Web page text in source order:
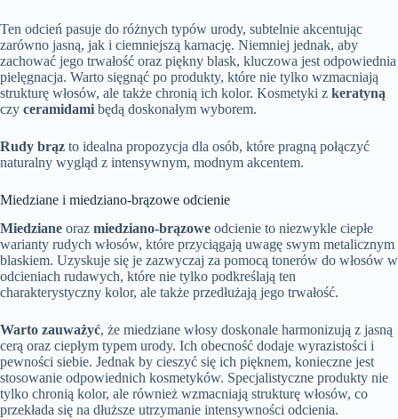
Ten odcień pasuje do różnych typów urody, subtelnie akcentując
zarówno jasną, jak i ciemniejszą karnację. Niemniej jednak, aby
zachować jego trwałość oraz piękny blask, kluczowa jest odpowiednia
pielęgnacja. Warto sięgnąć po produkty, które nie tylko wzmacniają
strukturę włosów, ale także chronią ich kolor. Kosmetyki z keratyną
czy ceramidami będą doskonałym wyborem.
Rudy brąz to idealna propozycja dla osób, które pragną połączyć
naturalny wygląd z intensywnym, modnym akcentem.
Miedziane i miedziano-brązowe odcienie
Miedziane oraz miedziano-brązowe odcienie to niezwykle ciepłe
warianty rudych włosów, które przyciągają uwagę swym metalicznym
blaskiem. Uzyskuje się je zazwyczaj za pomocą tonerów do włosów w
odcieniach rudawych, które nie tylko podkreślają ten
charakterystyczny kolor, ale także przedłużają jego trwałość.
Warto zauważyć, że miedziane włosy doskonale harmonizują z jasną
cerą oraz ciepłym typem urody. Ich obecność dodaje wyrazistości i
pewności siebie. Jednak by cieszyć się ich pięknem, konieczne jest
stosowanie odpowiednich kosmetyków. Specjalistyczne produkty nie
tylko chronią kolor, ale również wzmacniają strukturę włosów, co
przekłada się na dłuższe utrzymanie intensywności odcienia.